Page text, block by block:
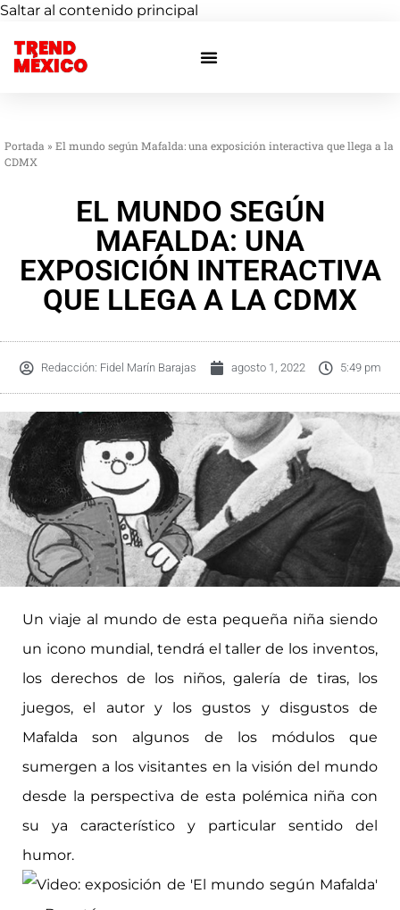
Saltar al contenido principal
TREND
MÉXICO
Portada » El mundo según Mafalda: una exposición interactiva que llega a la
CDMX
EL MUNDO SEGÚN
MAFALDA: UNA
EXPOSICIÓN INTERACTIVA
QUE LLEGA A LA CDMX
Redacción: Fidel Marín Barajas agosto 1, 2022 5:49 pm
Un viaje al mundo de esta pequeña niña siendo
un icono mundial, tendrá el taller de los inventos,
los derechos de los niños, galería de tiras, los
juegos, el autor y los gustos y disgustos de
Mafalda son algunos de los módulos que
sumergen a los visitantes en la visión del mundo
desde la perspectiva de esta polémica niña con
su ya característico y particular sentido del
humor.